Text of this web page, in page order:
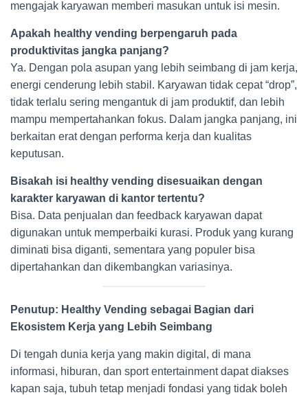
mengajak karyawan memberi masukan untuk isi mesin.
Apakah healthy vending berpengaruh pada
produktivitas jangka panjang?
Ya. Dengan pola asupan yang lebih seimbang di jam kerja,
energi cenderung lebih stabil. Karyawan tidak cepat “drop”,
tidak terlalu sering mengantuk di jam produktif, dan lebih
mampu mempertahankan fokus. Dalam jangka panjang, ini
berkaitan erat dengan performa kerja dan kualitas
keputusan.
Bisakah isi healthy vending disesuaikan dengan
karakter karyawan di kantor tertentu?
Bisa. Data penjualan dan feedback karyawan dapat
digunakan untuk memperbaiki kurasi. Produk yang kurang
diminati bisa diganti, sementara yang populer bisa
dipertahankan dan dikembangkan variasinya.
Penutup: Healthy Vending sebagai Bagian dari
Ekosistem Kerja yang Lebih Seimbang
Di tengah dunia kerja yang makin digital, di mana
informasi, hiburan, dan sport entertainment dapat diakses
kapan saja, tubuh tetap menjadi fondasi yang tidak boleh